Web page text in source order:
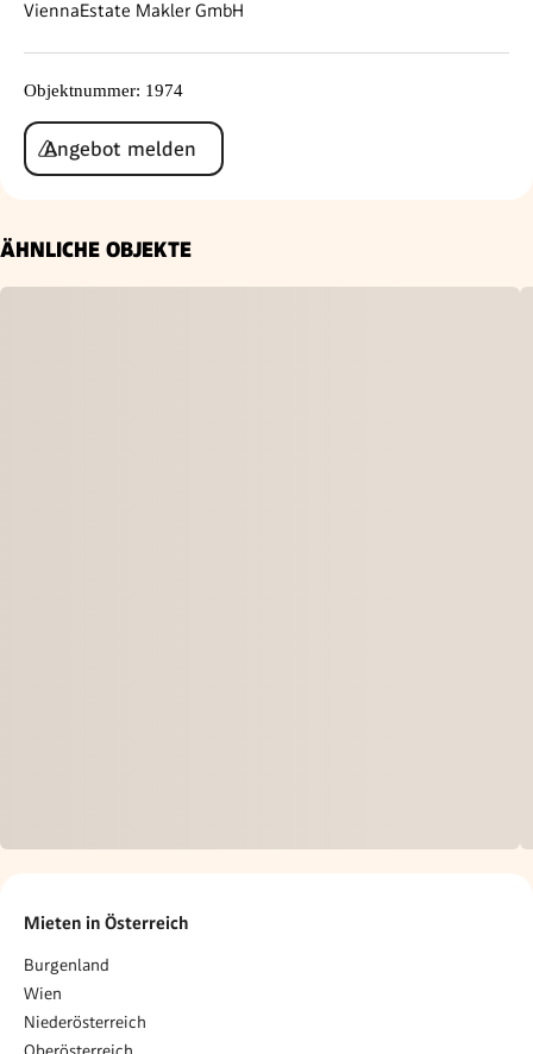
ViennaEstate Makler GmbH
Objektnummer: 1974
Angebot melden
ÄHNLICHE OBJEKTE
Mieten in Österreich
Burgenland
Wien
Niederösterreich
Oberösterreich